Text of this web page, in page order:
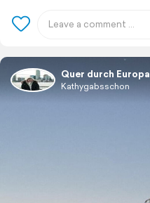
Quer durch Europa
Kathygabsschon